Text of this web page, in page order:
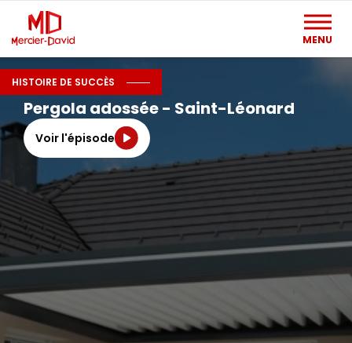
MENU
ÉPISODE - 04
Pergola adossée - Saint-Léonard
Voir l'épisode
HISTOIRE DE SUCCÈS